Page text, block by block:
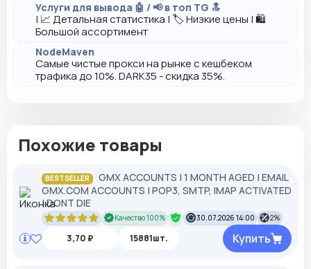
Услуги для вывода 🤖 / 📢 в топ TG 🔝
| 📈 Детальная статистика | 🏷️ Низкие цены | 🛍️
Большой ассортимент
NodeMaven
Самые чистые прокси на рынке с кешбеком
трафика до 10%. DARK35 - скидка 35%.
Похожие товары
BESTSELLER
GMX ACCOUNTS | 1 MONTH AGED | EMAIL
GMX.COM ACCOUNTS | POP3, SMTP, IMAP ACTIVATED
| DONT DIE
Качество 100% 30.07.2026 14:00 2%
3,70 ₽ 15881шт. Купить